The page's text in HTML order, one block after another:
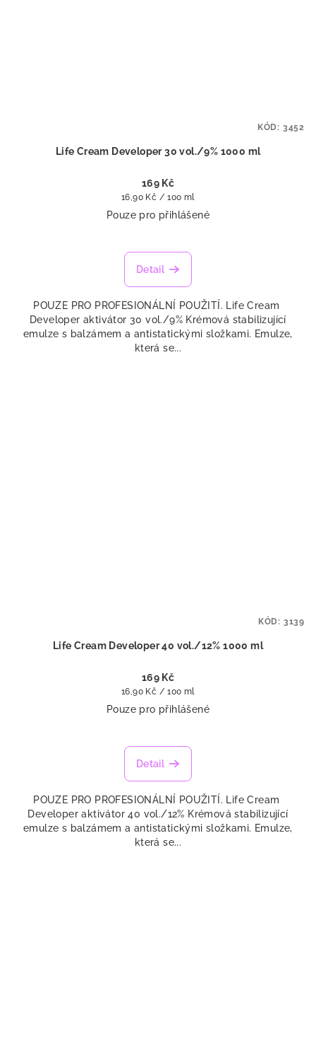
Life Cream Developer 30 vol./9% 1000 ml
169 Kč
Měrná
cena:
16,90 Kč / 100 ml
Pouze pro přihlášené
Detail
POUZE PRO PROFESIONÁLNÍ POUŽITÍ. Life Cream
Developer aktivátor 30 vol./9% Krémová stabilizující
emulze s balzámem a antistatickými složkami. Emulze,
která se...
KÓD: 3452
Life Cream Developer 40 vol./12% 1000 ml
169 Kč
Měrná
cena:
16,90 Kč / 100 ml
Pouze pro přihlášené
Detail
POUZE PRO PROFESIONÁLNÍ POUŽITÍ. Life Cream
Developer aktivátor 40 vol./12% Krémová stabilizující
emulze s balzámem a antistatickými složkami. Emulze,
která se...
KÓD: 3139